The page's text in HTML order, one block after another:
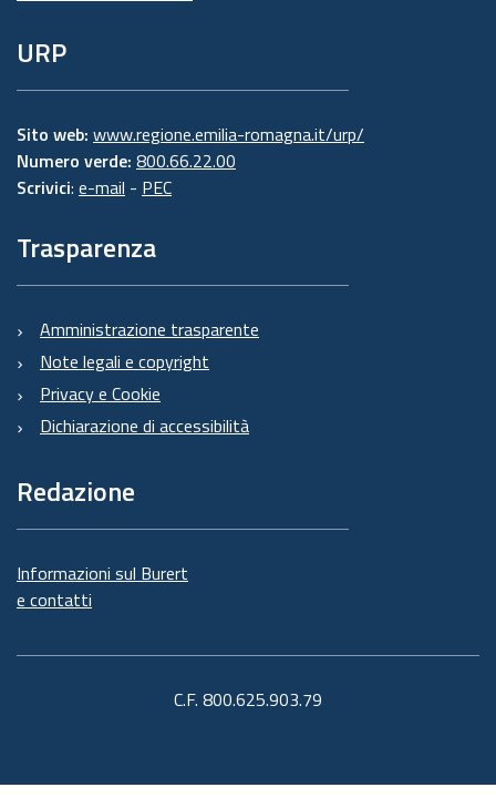
URP
Sito web: www.regione.emilia-romagna.it/urp/
Numero verde: 800.66.22.00
Scrivici: e-mail - PEC
Trasparenza
Amministrazione trasparente
Note legali e copyright
Privacy e Cookie
Dichiarazione di accessibilità
Redazione
Informazioni sul Burert
e contatti
C.F. 800.625.903.79